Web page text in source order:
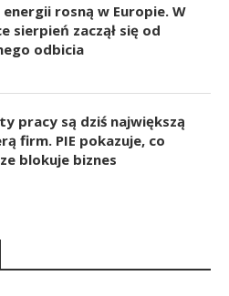
energii rosną w Europie. W
sierpień zaczął się od
odbicia
pracy są dziś największą
firm. PIE pokazuje, co
blokuje biznes